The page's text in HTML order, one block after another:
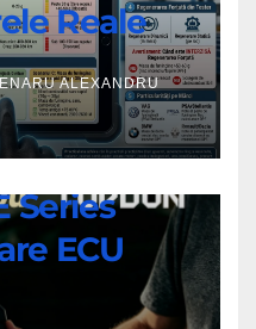
Reale
ALEXANDRU
Series
ECU